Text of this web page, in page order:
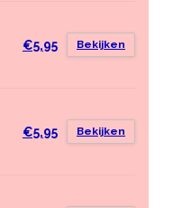
€5,95 Bekijken
€5,95 Bekijken